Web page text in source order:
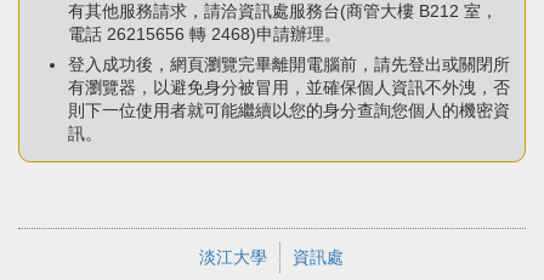
有其他服務請求，請洽資訊處服務台(商管大樓 B212 室，
電話 26215656 轉 2468)申請辦理。
登入成功後，網頁瀏覽完畢離開電腦前，請先登出或關閉所
有瀏覽器，以避免身分被冒用，並確保個人資訊不外洩，否
則下一位使用者就可能繼續以您的身分查詢您個人的機密資
訊。
淡江大學 資訊處